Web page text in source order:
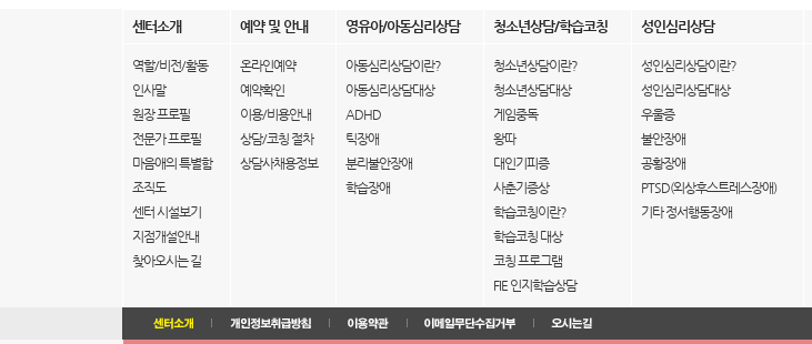
센터소개 예약 및 안내 영유아/아동심리상담 청소년상담/학습코칭 성인심리상담
역할/비전/활동
인사말
원장 프로필
전문가 프로필
마음애의 특별함
조직도
센터 시설보기
지점개설안내
찾아오시는 길
온라인예약
예약확인
이용/비용안내
상담/코칭 절차
상담사채용정보
아동심리상담이란?
아동심리상담대상
ADHD
틱장애
분리불안장애
학습장애
청소년상담이란?
청소년상담대상
게임중독
왕따
대인기피증
사춘기증상
학습코칭이란?
학습코칭 대상
코칭 프로그램
FIE 인지학습상담
성인심리상담이란?
성인심리상담대상
우울증
불안장애
공황장애
PTSD(외상후스트레스장애)
기타 정서행동장애